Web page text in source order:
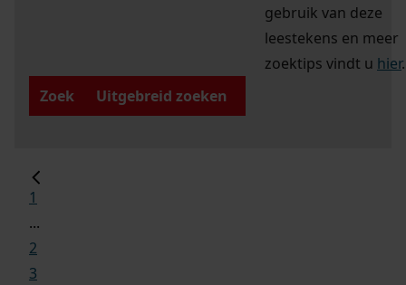
gebruik van deze
leestekens en meer
zoektips vindt u hier.
Zoek
Uitgebreid zoeken
1
...
2
3